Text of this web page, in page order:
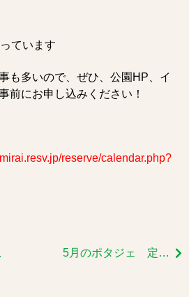
ています
も多いので、ぜひ、公園HP、イ
前にお申し込みください！
reserve/calendar.php?
5月のポタジェ 定例会➀